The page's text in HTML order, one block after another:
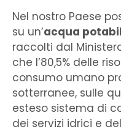
Nel nostro Paese
su un’acqua
raccolti dal
che l’80,5% delle
consumo umano
sotterranee, sulle
esteso sistema di
dei servizi idrici e